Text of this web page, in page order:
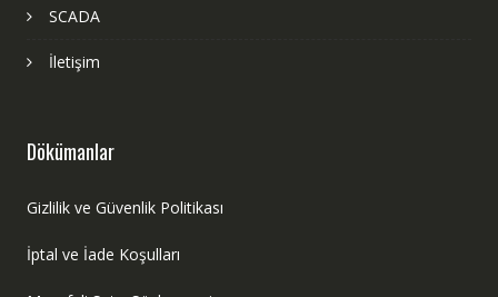
SCADA
İletişim
Dökümanlar
Gizlilik ve Güvenlik Politikası
İptal ve İade Koşulları